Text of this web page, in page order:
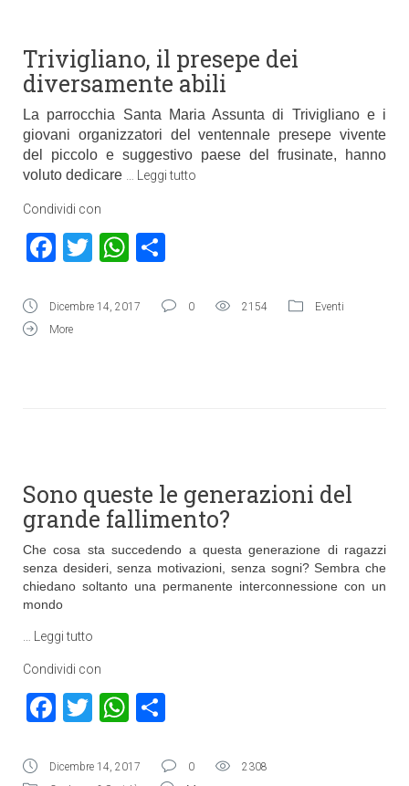
Trivigliano, il presepe dei
diversamente abili
La parrocchia Santa Maria Assunta di Trivigliano e i
giovani organizzatori del ventennale presepe vivente
del piccolo e suggestivo paese del frusinate, hanno
voluto dedicare
Leggi tutto
Condividi con
Facebook
TwitterWhatsApp
Dicembre 14, 2017 0 2154
Eventi
More
Sono queste le generazioni del
grande fallimento?
Che cosa sta succedendo a questa generazione di ragazzi
senza desideri, senza motivazioni, senza sogni? Sembra che
chiedano soltanto una permanente interconnessione con un
mondo
Leggi tutto
Condividi con
Facebook
TwitterWhatsApp
Dicembre 14, 2017 0
2308